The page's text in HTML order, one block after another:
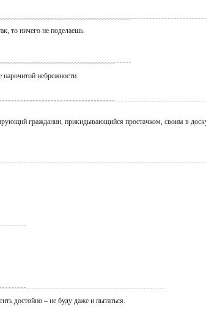
то ничего не поделаешь.
небрежности.
гражданин, прикидывающийся простачком, своим в
достойно – не буду даже и пытаться.